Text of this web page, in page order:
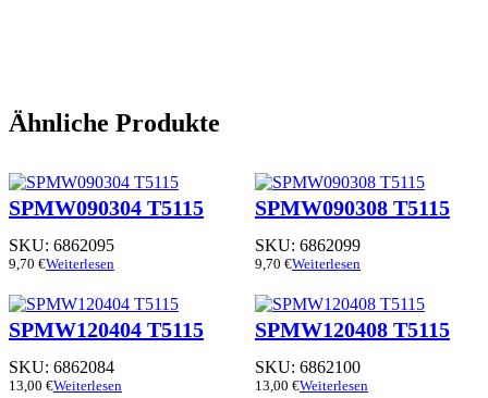
Ähnliche Produkte
SPMW090304 T5115
SKU: 6862095
9,70 €Weiterlesen
SPMW090308 T5115
SKU: 6862099
9,70 €Weiterlesen
SPMW120404 T5115
SKU: 6862084
13,00 €Weiterlesen
SPMW120408 T5115
SKU: 6862100
13,00 €Weiterlesen